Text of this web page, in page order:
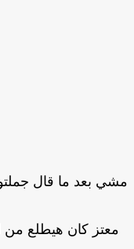
بعد ما قال جملتو
معتز كان هيطلع من